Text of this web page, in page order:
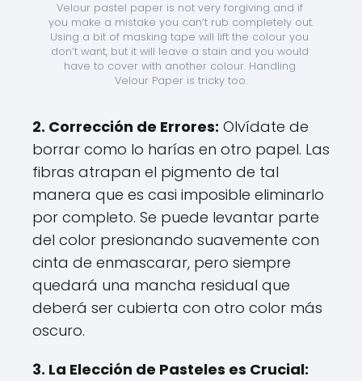
Velour pastel paper is not very forgiving and if
you make a mistake you can’t rub completely out.
Using a bit of masking tape will lift the colour you
don’t want, but it will leave a stain and you would
have to cover with another colour. Handling
Velour Paper is tricky too.
2. Corrección de Errores: Olvídate de
borrar como lo harías en otro papel. Las
fibras atrapan el pigmento de tal
manera que es casi imposible eliminarlo
por completo. Se puede levantar parte
del color presionando suavemente con
cinta de enmascarar, pero siempre
quedará una mancha residual que
deberá ser cubierta con otro color más
oscuro.
3. La Elección de Pasteles es Crucial: